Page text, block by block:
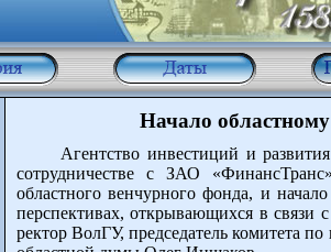
Начало
Агентство инвестиций и
сотрудничестве с ЗАО
областного венчурного фонда, и
перспективах, открывающихся в связи
ректор ВолГУ, председатель комитета